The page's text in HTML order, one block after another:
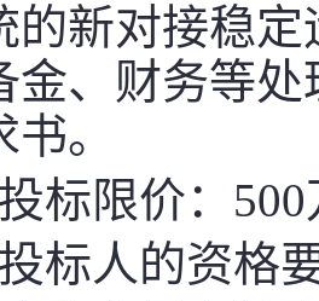
的新对接稳
、 财务等处
。
标限价： 500
标人的资格